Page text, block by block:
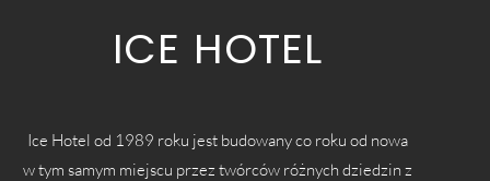
ICE HOTEL
Ice Hotel od 1989 roku jest budowany co roku od nowa
w tym samym miejscu przez twórców różnych dziedzin z